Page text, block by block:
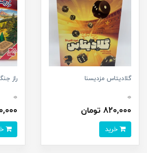
گلادیتاس مزدیسنا
0
820,000 تومان
راز
0